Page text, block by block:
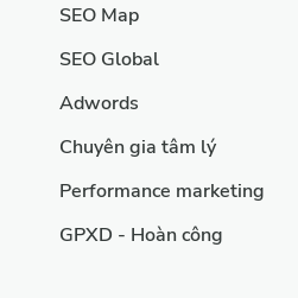
SEO Map
SEO Global
Adwords
Chuyên gia tâm lý
Performance marketing
GPXD - Hoàn công